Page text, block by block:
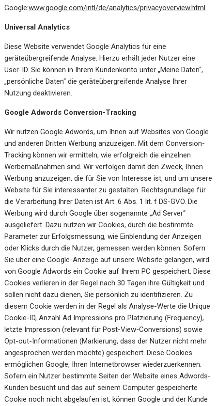
Google:www.google.com/intl/de/analytics/privacyoverview.html
Universal Analytics
Diese Website verwendet Google Analytics für eine
geräteübergreifende Analyse. Hierzu erhält jeder Nutzer eine
User-ID. Sie können in Ihrem Kundenkonto unter „Meine Daten“,
„persönliche Daten“ die geräteübergreifende Analyse Ihrer
Nutzung deaktivieren.
Google Adwords Conversion-Tracking
Wir nutzen Google Adwords, um Ihnen auf Websites von Google
und anderen Dritten Werbung anzuzeigen. Mit dem Conversion-
Tracking können wir ermitteln, wie erfolgreich die einzelnen
Werbemaßnahmen sind. Wir verfolgen damit den Zweck, Ihnen
Werbung anzuzeigen, die für Sie von Interesse ist, und um unsere
Website für Sie interessanter zu gestalten. Rechtsgrundlage für
die Verarbeitung Ihrer Daten ist Art. 6 Abs. 1 lit. f DS-GVO. Die
Werbung wird durch Google über sogenannte „Ad Server“
ausgeliefert. Dazu nutzen wir Cookies, durch die bestimmte
Parameter zur Erfolgsmessung, wie Einblendung der Anzeigen
oder Klicks durch die Nutzer, gemessen werden können. Sofern
Sie über eine Google-Anzeige auf unsere Website gelangen, wird
von Google Adwords ein Cookie auf Ihrem PC gespeichert. Diese
Cookies verlieren in der Regel nach 30 Tagen ihre Gültigkeit und
sollen nicht dazu dienen, Sie persönlich zu identifizieren. Zu
diesem Cookie werden in der Regel als Analyse-Werte die Unique
Cookie-ID, Anzahl Ad Impressions pro Platzierung (Frequency),
letzte Impression (relevant für Post-View-Conversions) sowie
Opt-out-Informationen (Markierung, dass der Nutzer nicht mehr
angesprochen werden möchte) gespeichert. Diese Cookies
ermöglichen Google, Ihren Internetbrowser wiederzuerkennen.
Sofern ein Nutzer bestimmte Seiten der Website eines Adwords-
Kunden besucht und das auf seinem Computer gespeicherte
Cookie noch nicht abgelaufen ist, können Google und der Kunde